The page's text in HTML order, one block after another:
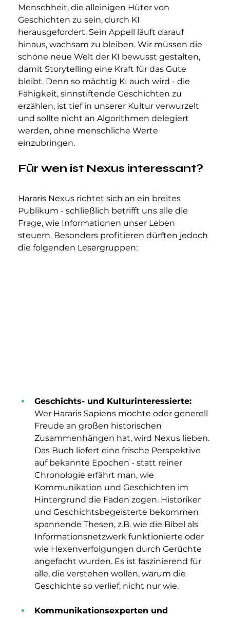
Menschheit, die alleinigen Hüter von
Geschichten zu sein, durch KI
herausgefordert. Sein Appell läuft darauf
hinaus, wachsam zu bleiben. Wir müssen die
schöne neue Welt der KI bewusst gestalten,
damit Storytelling eine Kraft für das Gute
bleibt. Denn so mächtig KI auch wird - die
Fähigkeit, sinnstiftende Geschichten zu
erzählen, ist tief in unserer Kultur verwurzelt
und sollte nicht an Algorithmen delegiert
werden, ohne menschliche Werte
einzubringen.
Für wen ist Nexus interessant?
Hararis Nexus richtet sich an ein breites
Publikum - schließlich betrifft uns alle die
Frage, wie Informationen unser Leben
steuern. Besonders profitieren dürften jedoch
die folgenden Lesergruppen:
Geschichts- und Kulturinteressierte:
Wer Hararis Sapiens mochte oder generell
Freude an großen historischen
Zusammenhängen hat, wird Nexus lieben.
Das Buch liefert eine frische Perspektive
auf bekannte Epochen - statt reiner
Chronologie erfährt man, wie
Kommunikation und Geschichten im
Hintergrund die Fäden zogen. Historiker
und Geschichtsbegeisterte bekommen
spannende Thesen, z.B. wie die Bibel als
Informationsnetzwerk funktionierte oder
wie Hexenverfolgungen durch Gerüchte
angefacht wurden. Es ist faszinierend für
alle, die verstehen wollen, warum die
Geschichte so verlief, nicht nur wie.
Kommunikationsexperten und